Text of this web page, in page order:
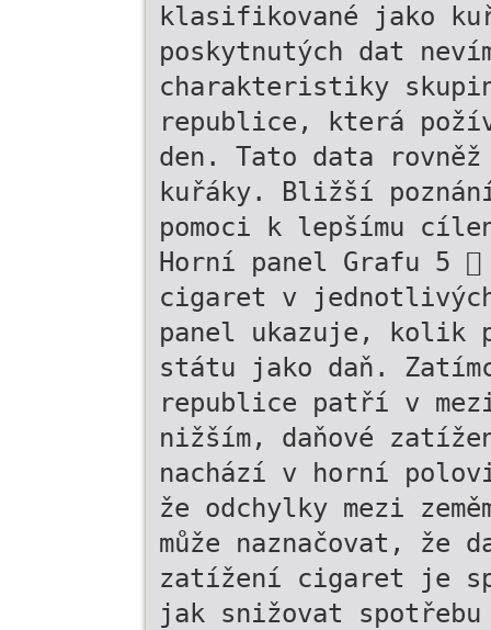
klasifikované jako
poskytnutých dat
charakteristiky
republice, která
den. Tato data
kuřáky. Bližší
pomoci k lepšímu
Horní panel Grafu 5
cigaret v
panel ukazuje, kolik
státu jako daň.
republice patří v
nižším, daňové
nachází v horní
že odchylky mezi
může naznačovat, že
zatížení cigaret je
jak snižovat